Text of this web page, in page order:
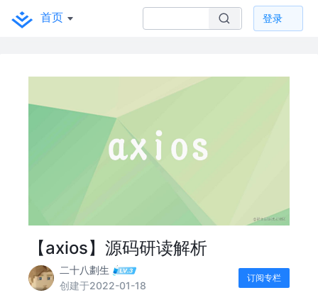
首页 登录
【axios】源码研读解析
二十八劃生
创建于2022-01-18
订阅专栏